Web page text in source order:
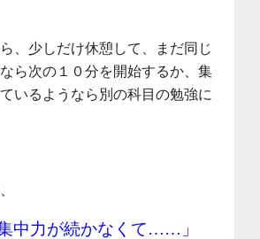
、少しだけ休憩して、まだ同じ
ら次の１０分を開始するか、集
いるようなら別の科目の勉強に
中力が続かなくて……」